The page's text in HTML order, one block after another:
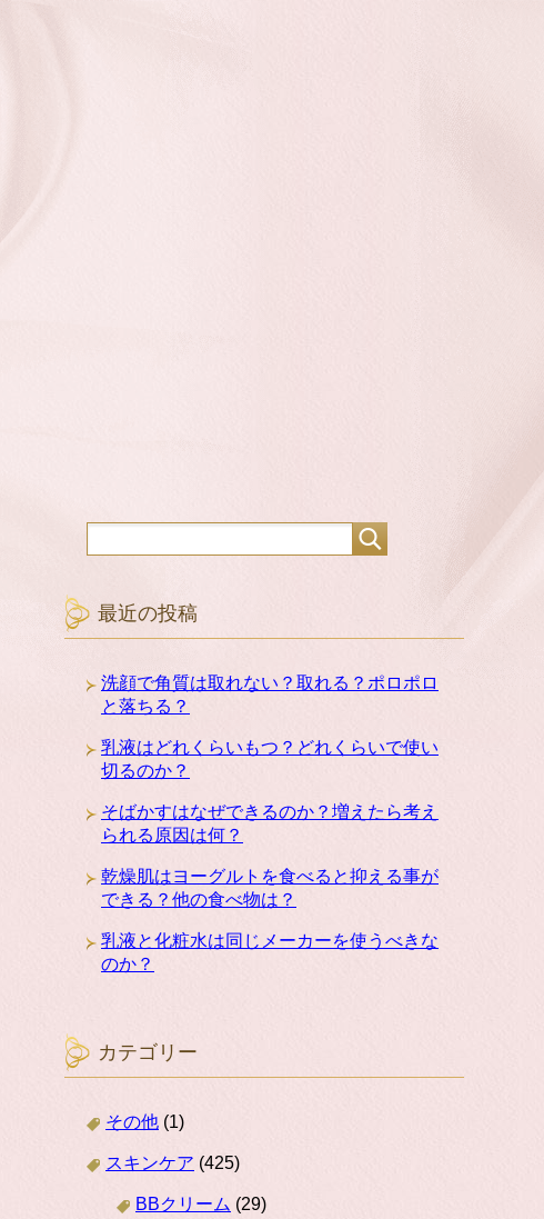
最近の投稿
洗顔で角質は取れない？取れる？ポロポロ
と落ちる？
乳液はどれくらいもつ？どれくらいで使い
切るのか？
そばかすはなぜできるのか？増えたら考え
られる原因は何？
乾燥肌はヨーグルトを食べると抑える事が
できる？他の食べ物は？
乳液と化粧水は同じメーカーを使うべきな
のか？
カテゴリー
その他 (1)
スキンケア (425)
BBクリーム (29)